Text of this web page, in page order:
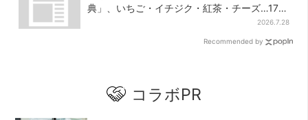
典」、いちご・イチジク・紅茶・チーズ…17店
2026.7.28
Recommended by
コラボPR